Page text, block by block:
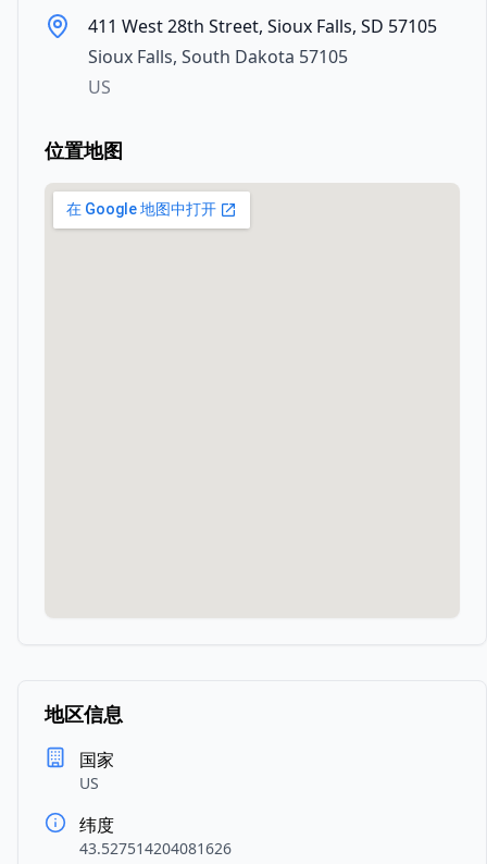
411 West 28th Street, Sioux Falls, SD 57105
Sioux Falls, South Dakota 57105
US
位置地图
地区信息
国家
US
纬度
43.527514204081626